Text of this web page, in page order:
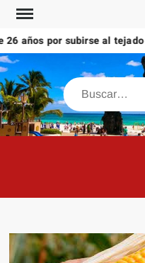
Saltar
contenido
años por subirse al tejado
Buscar